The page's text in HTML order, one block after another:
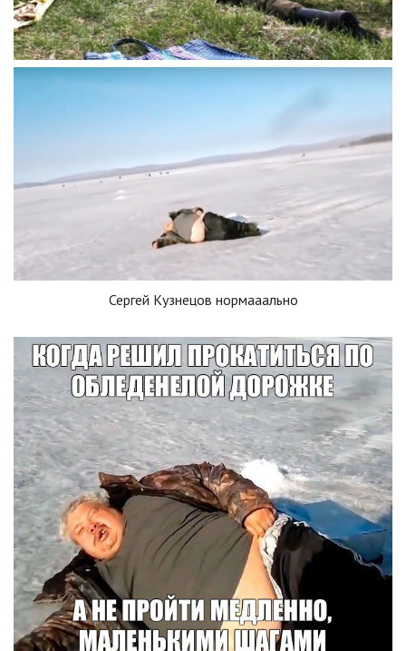
Сергей Кузнецов нормааально